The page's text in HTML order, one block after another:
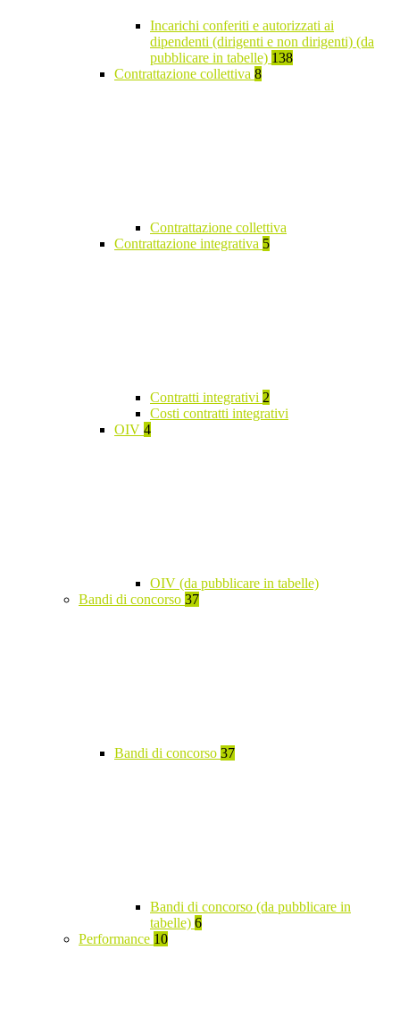
Incarichi conferiti e autorizzati ai
dipendenti (dirigenti e non dirigenti) (da
pubblicare in tabelle) 138
Contrattazione collettiva 8
Contrattazione collettiva
Contrattazione integrativa 5
Contratti integrativi 2
Costi contratti integrativi
OIV 4
OIV (da pubblicare in tabelle)
Bandi di concorso 37
Bandi di concorso 37
Bandi di concorso (da pubblicare in
tabelle) 6
Performance 10